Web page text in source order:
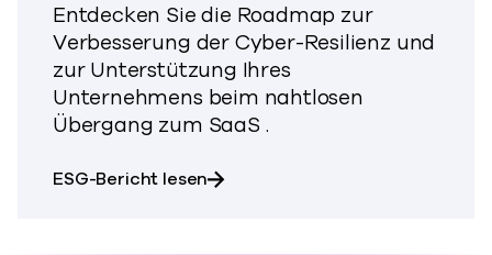
Entdecken Sie die Roadmap zur
Verbesserung der Cyber-Resilienz und
zur Unterstützung Ihres
Unternehmens beim nahtlosen
Übergang zum SaaS .
ESG-Bericht über den Aufbau einer dauerhaften
lesen